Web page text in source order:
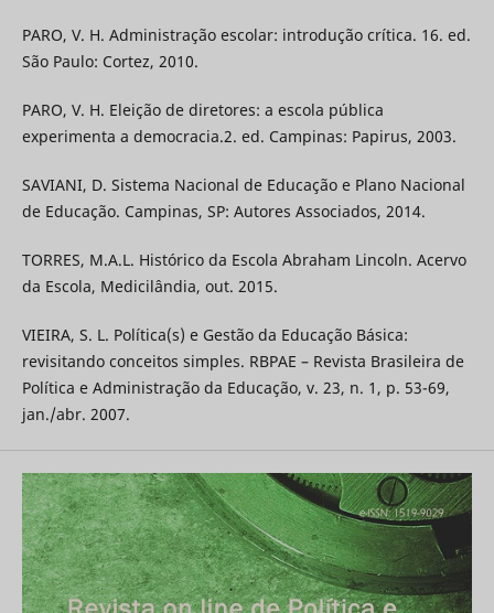
PARO, V. H. Administração escolar: introdução crítica. 16. ed.
São Paulo: Cortez, 2010.
PARO, V. H. Eleição de diretores: a escola pública
experimenta a democracia.2. ed. Campinas: Papirus, 2003.
SAVIANI, D. Sistema Nacional de Educação e Plano Nacional
de Educação. Campinas, SP: Autores Associados, 2014.
TORRES, M.A.L. Histórico da Escola Abraham Lincoln. Acervo
da Escola, Medicilândia, out. 2015.
VIEIRA, S. L. Política(s) e Gestão da Educação Básica:
revisitando conceitos simples. RBPAE – Revista Brasileira de
Política e Administração da Educação, v. 23, n. 1, p. 53-69,
jan./abr. 2007.